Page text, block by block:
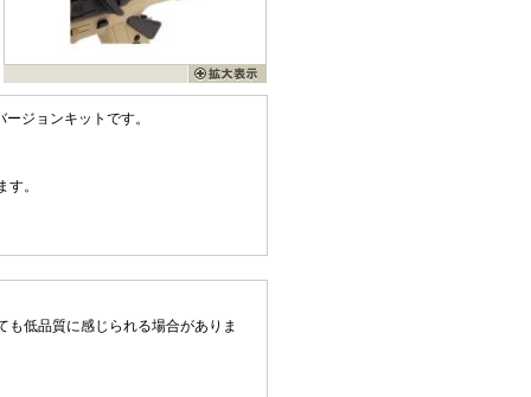
ジョンキットです。
。
低品質に感じられる場合がありま